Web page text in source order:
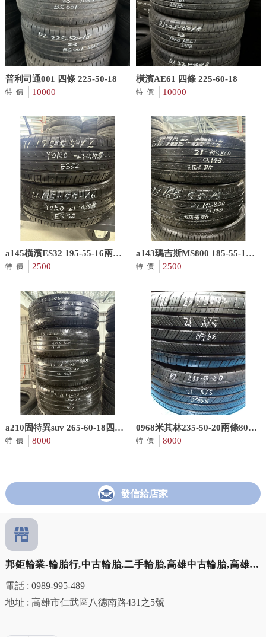
普利司通001 四條 225-50-18
特價 10000
橫濱AE61 四條 225-60-18
特價 10000
a145橫濱ES32 195-55-16兩條
2500含裝 9成 21年
特價 2500
a143瑪吉斯MS800 185-55-15
兩條2500含裝 9成
特價 2500
a210固特異suv 265-60-18四條
8000含裝8成22年
特價 8000
0968米其林235-50-20兩條8000
含裝8/9成米其林中的全季節輪
特價 8000
發信給店家
邦鉅輪業-輪胎行,中古輪胎,二手輪胎,高雄中古輪胎,高雄二
手輪胎,仁武二手輪胎更換
電話 : 0989-995-489
地址 : 高雄市仁武區八德南路431之5號